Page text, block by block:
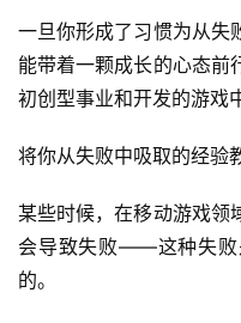
一旦你形成了习惯为从失
能带着一颗成长的心态前
初创型事业和开发的游戏
将你从失败中吸取的经验
某些时候，在移动游戏领
会导致失败——这种失败
的。